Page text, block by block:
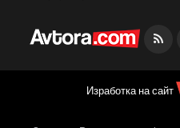
Изработка на сайт